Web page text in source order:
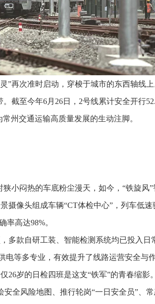
”再次准时启动，穿梭于城市的东西轴线上
截至今年6月26日，2号线累计安全开行
州交通运输高质量发展的生动注脚。
小闷热的车底粉尘漫天，如今，“铁旋风
摄像头组成车辆“CT体检中心”，列车低
率高达98%。
款自研工装、智能检测系统均已投入日
电等多专业，有效提升了线路运营安全与作
26岁的日检四班是这支“铁军”的青春缩影
全风险地图、推行轮岗“一日安全员”、